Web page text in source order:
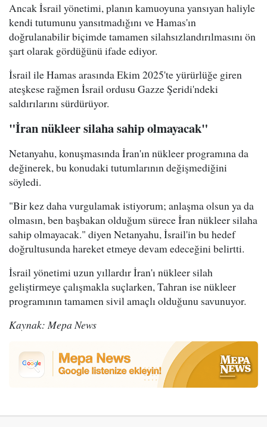
Ancak İsrail yönetimi, planın kamuoyuna yansıyan haliyle
kendi tutumunu yansıtmadığını ve Hamas'ın
doğrulanabilir biçimde tamamen silahsızlandırılmasını ön
şart olarak gördüğünü ifade ediyor.
İsrail ile Hamas arasında Ekim 2025'te yürürlüğe giren
ateşkese rağmen İsrail ordusu Gazze Şeridi'ndeki
saldırılarını sürdürüyor.
"İran nükleer silaha sahip olmayacak"
Netanyahu, konuşmasında İran'ın nükleer programına da
değinerek, bu konudaki tutumlarının değişmediğini
söyledi.
"Bir kez daha vurgulamak istiyorum; anlaşma olsun ya da
olmasın, ben başbakan olduğum sürece İran nükleer silaha
sahip olmayacak." diyen Netanyahu, İsrail'in bu hedef
doğrultusunda hareket etmeye devam edeceğini belirtti.
İsrail yönetimi uzun yıllardır İran'ı nükleer silah
geliştirmeye çalışmakla suçlarken, Tahran ise nükleer
programının tamamen sivil amaçlı olduğunu savunuyor.
Kaynak: Mepa News